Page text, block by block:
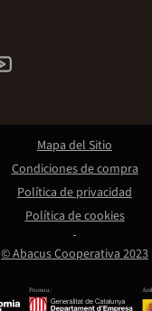
Promou:
© Abacus Cooperativa 2023
Mapa del Sitio
Condiciones de compra
Política de privacidad
Política de cookies